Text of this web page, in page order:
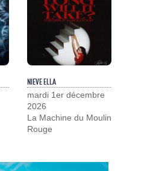
NIEVE ELLA
mardi 1er décembre
2026
La Machine du Moulin
Rouge